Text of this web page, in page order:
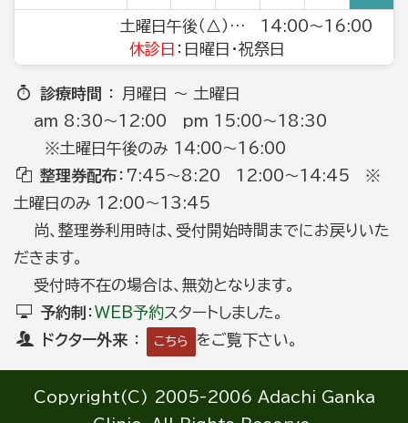
土曜日午後（△）… 14:00～16:00
休診日 ：日曜日・祝祭日
診療時間
： 月曜日 ～ 土曜日
am 8:30～12:00 pm 15:00～18:30
※土曜日午後のみ 14:00～16:00
整理券配布：7:45～8:20 12:00～14:45 ※
土曜日のみ 12:00～13:45
尚、整理券利用時は、受付開始時間までにお戻りいた
だきます。
受付時不在の場合は、無効となります。
予約制 ：WEB予約スタートしました。
ドクター外来 ： こちら をご覧下さい。
Copyright(C) 2005-2006 Adachi Ganka